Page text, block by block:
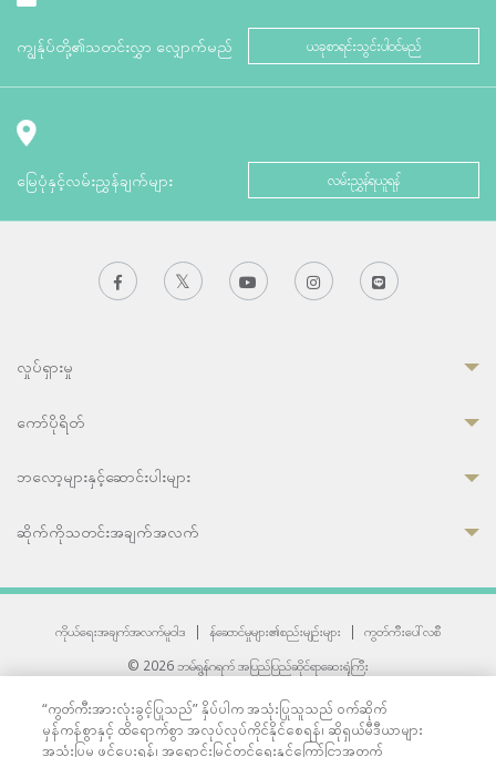
ကျွန်ုပ်တို့၏သတင်းလွှာ လျှောက်မည် ယခုစာရင်းသွင်းပါဝင်မည်
မြေပုံနှင့်လမ်းညွှန်ချက်များ လမ်းညွှန်ရယူရန်
လှုပ်ရှားမှု
ကော်ပိုရိတ်
ဘလော့များနှင့်ဆောင်းပါးများ
ဆိုက်ကိုသတင်းအချက်အလက်
ကိုယ်ရေးအချက်အလက်မူဝါဒ | န်ဆောင်မှုများ၏စည်းမျဉ်းများ |
ကွတ်ကီးပေါ်လစီ
© 2026 ဘမ်ရွန်ဂရက် အပြည်ပြည်ဆိုင်ရာဆေးရုံကြီး
33 Sukhumvit 3, Wattana, Bangkok 10110 Thailand.
All rights reserved.
“ကွတ်ကီးအားလုံးခွင့်ပြုသည်” နှိပ်ပါက အသုံးပြုသူသည် ဝက်ဆိုက်
မှန်ကန်စွာနှင့် ထိရောက်စွာ အလုပ်လုပ်ကိုင်နိုင်စေရန်၊ ဆိုရှယ်မီဒီယာများ
အသုံးပြုမှု ဖွင့်ပေးရန်၊ အရောင်းမြှင့်တင်ရေးနှင့်ကြော်ငြာအတွက်